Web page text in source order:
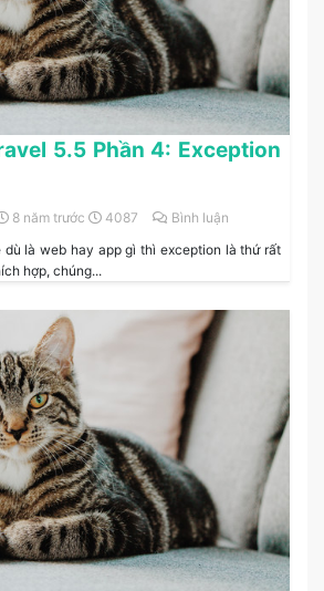
5.5 Phần 4: Exception
8 năm trước 4087
Bình luận
là web hay app gì thì exception là thứ rất
hợp, chúng...